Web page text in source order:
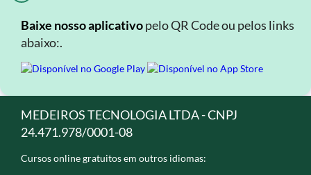
Baixe nosso aplicativopelo QR Code ou pelos links
abaixo:.
MEDEIROS TECNOLOGIA LTDA - CNPJ
24.471.978/0001-08
Cursos online gratuitos em outros idiomas: